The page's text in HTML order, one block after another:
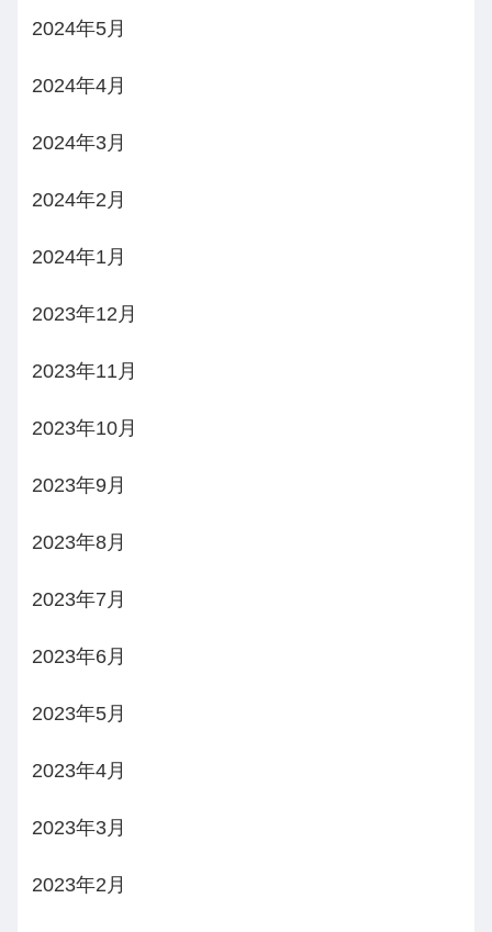
2024年5月
2024年4月
2024年3月
2024年2月
2024年1月
2023年12月
2023年11月
2023年10月
2023年9月
2023年8月
2023年7月
2023年6月
2023年5月
2023年4月
2023年3月
2023年2月